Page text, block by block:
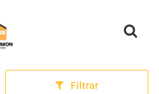
inicial
Filtrar